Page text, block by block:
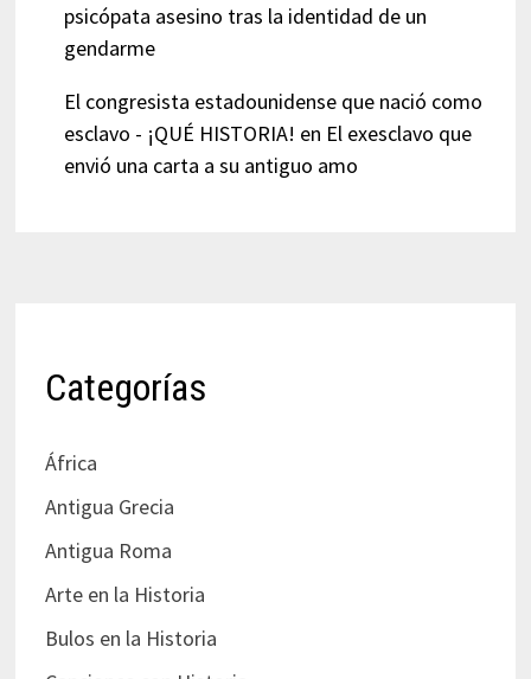
psicópata asesino tras la identidad de un
gendarme
El congresista estadounidense que nació como
esclavo - ¡QUÉ HISTORIA! en El exesclavo que
envió una carta a su antiguo amo
Categorías
África
Antigua Grecia
Antigua Roma
Arte en la Historia
Bulos en la Historia